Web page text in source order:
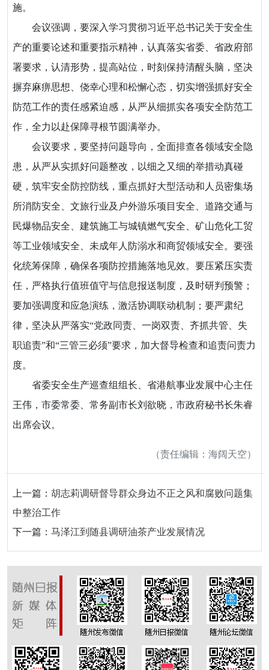
施。
会议强调，要深入学习贯彻习近平总书记关于安全生
产的重要论述和重要指示精神，认真落实省委、省政府部
署要求，认清形势，提高站位，时刻保持清醒头脑，坚决
摒弃麻痹思想、侥幸心理和松懈心态，切实增强抓好安全
防范工作的责任感紧迫感，从严从细抓实各项安全防范工
作，全力以赴保障寻根节圆满举办。
会议要求，要坚持问题导向，全面排查各领域安全隐
患，从严从实抓好问题整改，以细之又细的举措动真碰
硬，筑牢安全防控防线，重点抓好大型活动和人员密集场
所消防安全、文旅行业及户外游乐项目安全、道路交通与
民爆物品安全、建筑施工与城镇燃气安全、矿山危化工贸
等工业领域安全、未成年人防溺水和商贸领域安全。要强
化统筹保障，确保各项防控措施落地见效。要压紧压实责
任，严格执行值班值守与信息报送制度，及时研判预警；
要加强调度和应急演练，激活协调联动机制；要严肃纪
律，坚决从严落实“党政同责、一岗双责、齐抓共管、失
职追责”和“三管三必须”要求，加大督导检查和追责问责力
度。
省委安全生产巡查组组长、省港航事业发展中心主任
王伟，市委常委、常务副市长刘欲晓，市政府秘书长朱睿
出席会议。
（责任编辑：海阔天空）
上一篇： 胡志莉调研督导群众身边不正之风和腐败问题集
中整治工作
下一篇： 马泽江到随县调研油茶产业发展情况